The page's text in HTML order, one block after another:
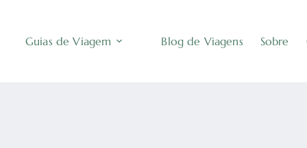
Guias de Viagem Blog de Viagens Sobre